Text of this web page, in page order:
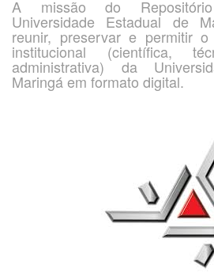
A missão do
Universidade Estadual de
reunir, preservar e permitir
institucional (científica,
administrativa) da
Maringá em formato digital.